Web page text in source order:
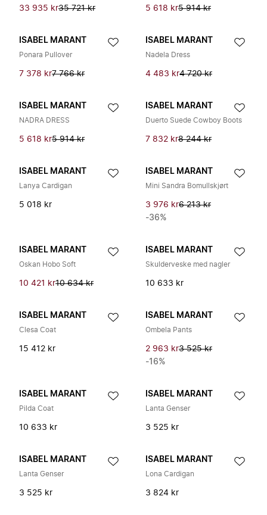
33 935 kr35 721 kr 5 618 kr5 914 kr
ISABEL MARANT
Ponara Pullover
7 378 kr7 766 kr
ISABEL MARANT
Nadela Dress
4 483 kr4 720 kr
ISABEL MARANT
NADRA DRESS
5 618 kr5 914 kr
ISABEL MARANT
Duerto Suede Cowboy Boots
7 832 kr8 244 kr
ISABEL MARANT
Lanya Cardigan
5 018 kr
ISABEL MARANT
Mini Sandra Bomullskjørt
3 976 kr6 213 kr
-36%
ISABEL MARANT
Oskan Hobo Soft
10 421 kr10 634 kr
ISABEL MARANT
Skulderveske med nagler
10 633 kr
ISABEL MARANT
Clesa Coat
15 412 kr
ISABEL MARANT
Ombela Pants
2 963 kr3 525 kr
-16%
ISABEL MARANT
Pilda Coat
10 633 kr
ISABEL MARANT
Lanta Genser
3 525 kr
ISABEL MARANT
Lanta Genser
3 525 kr
ISABEL MARANT
Lona Cardigan
3 824 kr